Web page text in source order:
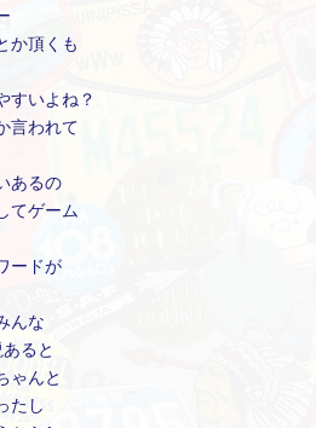
か頂くも
すいよね？
言われて
あるの
てゲーム
ードが
んな
ると
ゃんと
たし